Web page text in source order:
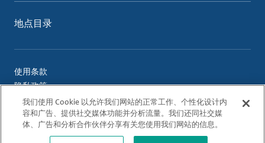
地点目录
使用条款
隐私政策
Cookie 政策
© 2026 Albemarle Corporation. All Rights Reserved.
我们使用 Cookie 以允许我们网站的正常工作、个性化设计内
容和广告、提供社交媒体功能并分析流量。我们还同社交媒
体、广告和分析合作伙伴分享有关您使用我们网站的信息。